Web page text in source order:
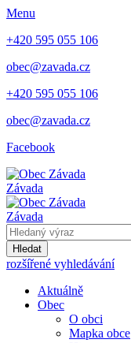
Menu
+420 595 055 106
obec@zavada.cz
+420 595 055 106
obec@zavada.cz
Facebook
Závada
Závada
Hledat
rozšířené vyhledávání
Aktuálně
Obec
O obci
Mapka obce